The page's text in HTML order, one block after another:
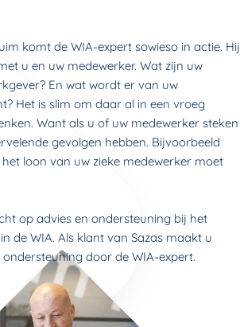
komt de WIA-expert sowieso in actie. Hij
u en uw medewerker. Wat zijn uw
En wat wordt er van uw
Het is slim om daar al in een vroeg
Want als u of uw medewerker steken
gevolgen hebben. Bijvoorbeeld
loon van uw zieke medewerker moet
op advies en ondersteuning bij het
de WIA. Als klant van Sazas maakt u
door de WIA-expert.